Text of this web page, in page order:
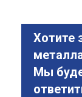
Хотите
Мы